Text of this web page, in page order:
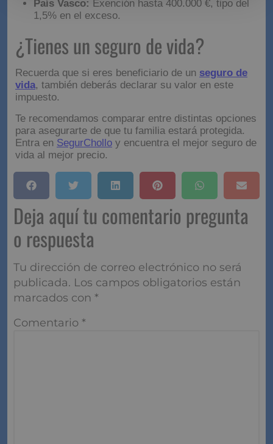
País Vasco: Exención hasta 400.000 €, tipo del
1,5% en el exceso.
¿Tienes un seguro de vida?
Recuerda que si eres beneficiario de un seguro de
vida, también deberás declarar su valor en este
impuesto.
Te recomendamos comparar entre distintas opciones
para asegurarte de que tu familia estará protegida.
Entra en SegurChollo y encuentra el mejor seguro de
vida al mejor precio.
Deja aquí tu comentario pregunta
o respuesta
Tu dirección de correo electrónico no será
publicada. Los campos obligatorios están
marcados con *
Comentario *